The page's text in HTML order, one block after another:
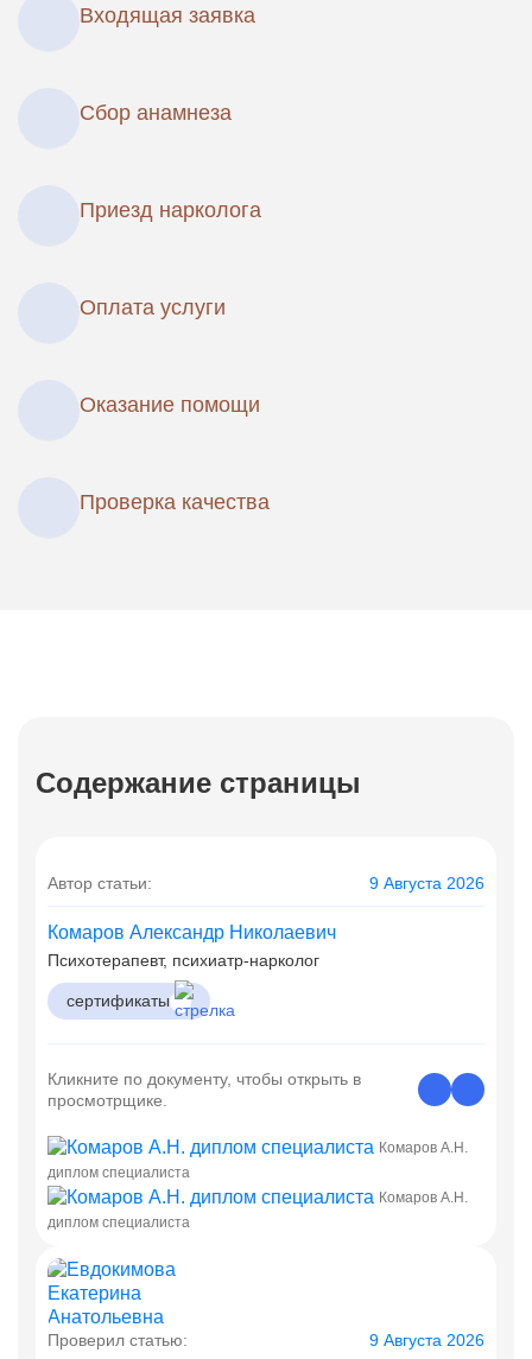
Входящая заявка
Сбор анамнеза
Приезд нарколога
Оплата услуги
Оказание помощи
Проверка качества
Содержание страницы
Автор статьи: 9 Августа 2026
Комаров Александр Николаевич
Психотерапевт, психиатр-нарколог
сертификаты
Кликните по документу, чтобы открыть в
просмотрщике.
Комаров А.Н.
диплом специалиста
Комаров А.Н.
диплом специалиста
Проверил статью: 9 Августа 2026